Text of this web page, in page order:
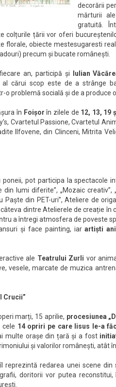
decorării
mărturii
gratuită.
colțurile țării vor oferi
florale, obiecte mestesugaresti
precum și bucate românești.
an, participă și Iulian
cărui scop este de a strânge
problemă socială și de a produce
în Foișorîn zilele de 12, 13, 19
Cvartetul Passione, Cvartetul
Ilfovene, din Clinceni, Mitrita
pot participa la spectacole
din lumi diferite”, „Mozaic
Paște din PET-uri”, Ateliere de
câteva dintre Atelierele de creație
a întregi atmosfera de poveste
și face painting, iarartiști
ale Teatrului Zurli vor
vesele, marcate de muzica
Crucii”
marți, 15 aprilie, procesiunea
cele 14 opriri pe care Iisus le-a
multe orașe din țară și a fost
și valorilor românești, atât
redarea unei scene din
doritorii vor putea